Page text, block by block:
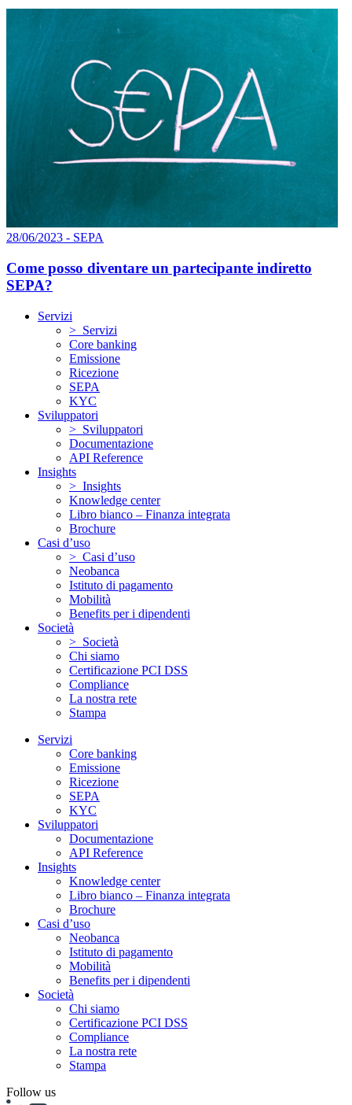
28/06/2023 - SEPA
Come posso diventare un partecipante indiretto
SEPA?
Servizi
> Servizi
Core banking
Emissione
Ricezione
SEPA
KYC
Sviluppatori
> Sviluppatori
Documentazione
API Reference
Insights
> Insights
Knowledge center
Libro bianco – Finanza integrata
Brochure
Casi d’uso
> Casi d’uso
Neobanca
Istituto di pagamento
Mobilità
Benefits per i dipendenti
Società
> Società
Chi siamo
Certificazione PCI DSS
Compliance
La nostra rete
Stampa
Servizi
Core banking
Emissione
Ricezione
SEPA
KYC
Sviluppatori
Documentazione
API Reference
Insights
Knowledge center
Libro bianco – Finanza integrata
Brochure
Casi d’uso
Neobanca
Istituto di pagamento
Mobilità
Benefits per i dipendenti
Società
Chi siamo
Certificazione PCI DSS
Compliance
La nostra rete
Stampa
Follow us